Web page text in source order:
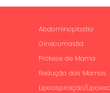
Abdominoplastia
Ginecomastia
Prótese de Mama
Redução das Mamas
Lipoaspiração/